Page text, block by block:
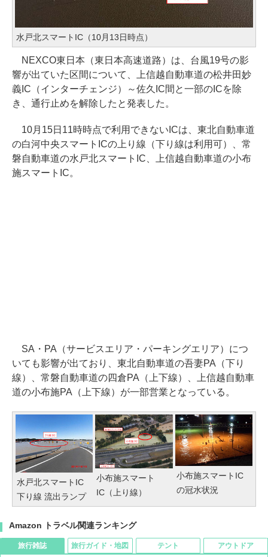
水戸北スマートIC（10月13日時点）
NEXCO東日本（東日本高速道路）は、台風19号の影
響が出ていた区間について、上信越自動車道の松井田妙
義IC（インターチェンジ）～佐久IC間と一部のICを除
き、通行止めを解除したと発表した。
10月15日11時時点で利用できないICは、東北自動車道
の白河中央スマートICの上り線（下り線は利用可）、常
磐自動車道の水戸北スマートIC、上信越自動車道の小布
施スマートIC。
SA・PA（サービスエリア・パーキングエリア）につ
いても影響が出ており、東北自動車道の吾妻PA（下り
線）、常磐自動車道の四倉PA（上下線）、上信越自動車
道の小布施PA（上下線）が一部営業となっている。
水戸北スマートIC
下り線 流出ランプ
小布施スマート
IC（上り線）
小布施スマートIC
の冠水状況
Amazon トラベル関連ランキング
旅行雑誌 旅行ガイド・地図 テント アウトドア